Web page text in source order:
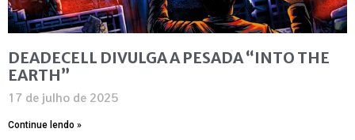
DEADECELL DIVULGA A PESADA “INTO THE
EARTH”
17 de julho de 2025
Continue lendo »